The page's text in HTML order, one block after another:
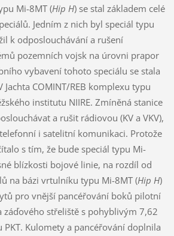
Mi-8MT (Hip H) se stal základem celé
Jedním z nich byl speciál typu
k odposlouchávání a rušení
pozemních vojsk na úrovni prapor
vybavení tohoto speciálu se stala
Jachta COMINT/REB komplexu typu
institutu NIIRE. Zmíněná stanice
a rušit rádiovou (KV a VKV),
i satelitní komunikaci. Protože
s tím, že bude speciál typu Mi-
blízkosti bojové linie, na rozdíl od
na bázi vrtulníku typu Mi-8MT (Hip H)
pro vnější pancéřování boků pilotní
záďového střeliště s pohyblivým 7,62
Kulomety a pancéřování doplnila